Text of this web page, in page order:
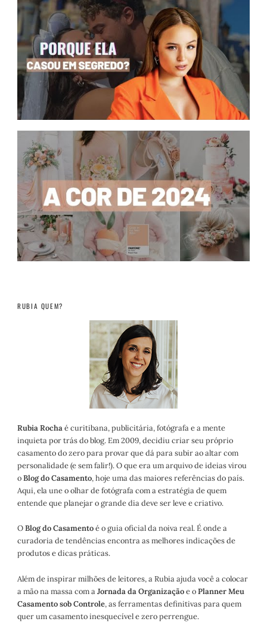
RUBIA QUEM?
Rubia Rochaé curitibana, publicitária, fotógrafa e a mente
inquieta por trás do blog. Em 2009, decidiu criar seu próprio
casamento do zero para provar que dá para subir ao altar com
personalidade (e sem falir!). O que era um arquivo de ideias virou
oBlog do Casamento, hoje uma das maiores referências do país.
Aqui, ela une o olhar de fotógrafa com a estratégia de quem
entende que planejar o grande dia deve ser leve e criativo.
OBlog do Casamentoé o guia oficial da noiva real. É onde a
curadoria de tendências encontra as melhores indicações de
produtos e dicas práticas.
Além de inspirar milhões de leitores, a Rubia ajuda você a colocar
a mão na massa com aJornada da Organizaçãoe oPlanner Meu
Casamento sob Controle, as ferramentas definitivas para quem
quer um casamento inesquecível e zero perrengue.